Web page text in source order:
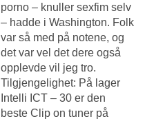
porno – knuller sexfim selv
– hadde i Washington. Folk
var så med på notene, og
det var vel det dere også
opplevde vil jeg tro.
Tilgjengelighet: På lager
Intelli ICT – 30 er den
beste Clip on tuner på